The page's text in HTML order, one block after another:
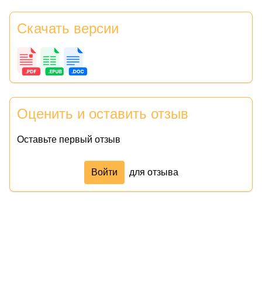
Скачать версии
Оценить и оставить отзыв
Оставьте первый отзыв
Войти для отзыва